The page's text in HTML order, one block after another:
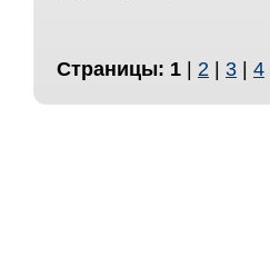
Страницы: 1 | 2 | 3 | 4